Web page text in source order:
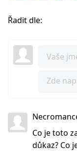
Řadit dle:
Co je toto
důkaz? Co